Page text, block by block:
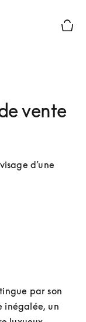
vente
d’une
par son
inégalée, un